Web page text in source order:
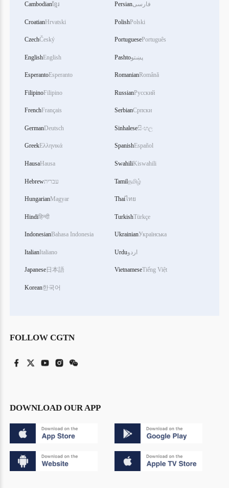
Cambodianខ្មែរ
CroatianHrvatski
CzechČeský
EnglishEnglish
EsperantoEsperanto
FilipinoFilipino
FrenchFrançais
GermanDeutsch
GreekΕλληνικά
HausaHausa
Hebrewעברית
HungarianMagyar
Hindiहिन्दी
IndonesianBahasa Indonesia
ItalianItaliano
Japanese日本語
Korean한국어
Persianفارسی
PolishPolski
PortuguesePortuguês
Pashtoپښتو
RomanianRomână
RussianРусский
SerbianСрпски
Sinhaleseසිංහල
SpanishEspañol
SwahiliKiswahili
Tamilதமிழ்
Thaiไทย
TurkishTürkçe
UkrainianУкраїнська
Urduاردو
VietnameseTiếng Việt
FOLLOW CGTN
DOWNLOAD OUR APP